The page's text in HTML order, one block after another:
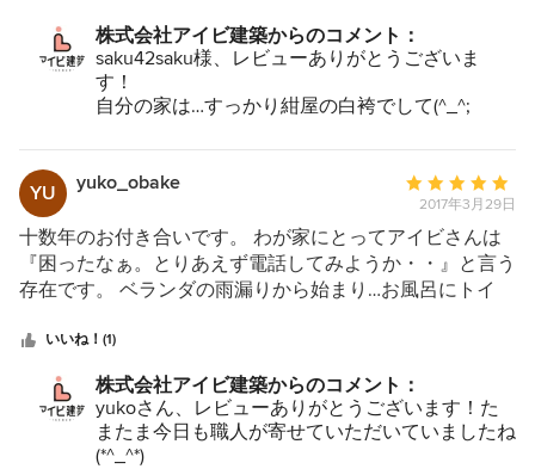
中
星
株式会社アイビ建築からのコメント：
saku42saku様、レビューありがとうございま
す！
自分の家は…すっかり紺屋の白袴でして(^_^;
をしてさしあげて、お客様がお喜びになる様子を
見るのが心の底から楽しいのです(*^_^*)。
YU yuko_obake
平
均
評
価：
5
星
5
2017年3月29日
十数年のお付き合いです。 わが家にとってアイビさんは
『困ったなぁ。とりあえず電話してみようか・・』と言う
存在です。 ベランダの雨漏りから始まり…お風呂にトイ
ました。 納得がいくまでじっくり話を聞いてもらえる
所、的確なアドバイスをいただける所が好きです。
いいね！(1)
株式会社アイビ建築からのコメント：
yukoさん、レビューありがとうございます！た
またま今日も職人が寄せていただいていましたね
(*^_^*)